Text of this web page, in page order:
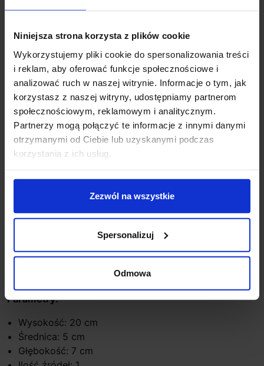
Niniejsza strona korzysta z plików cookie
Wykorzystujemy pliki cookie do spersonalizowania treści
i reklam, aby oferować funkcje społecznościowe i
analizować ruch w naszej witrynie. Informacje o tym, jak
korzystasz z naszej witryny, udostępniamy partnerom
społecznościowym, reklamowym i analitycznym.
Partnerzy mogą połączyć te informacje z innymi danymi
otrzymanymi od Ciebie lub uzyskanymi podczas
korzystania z ich usług.
Zezwól na wszystkie
Spersonalizuj
Odmowa
Koszt dostawy
Zapytaj o produkt
zewnętrzny kinkiet LED
w formie smukłej tuby, wykonany z trwałego aluminium
i szkła. Dostępny w trzech kolorach: biały, antracytowy
architekturę. Doskonały do oświetlenia elewacji, wejść,
tarasów i ogrodzeń. 3-letnia gwarancja w standardzie.
Parametry:
Wysokość: 20 cm
Średnica: 5 cm
Głębokość: 7 cm